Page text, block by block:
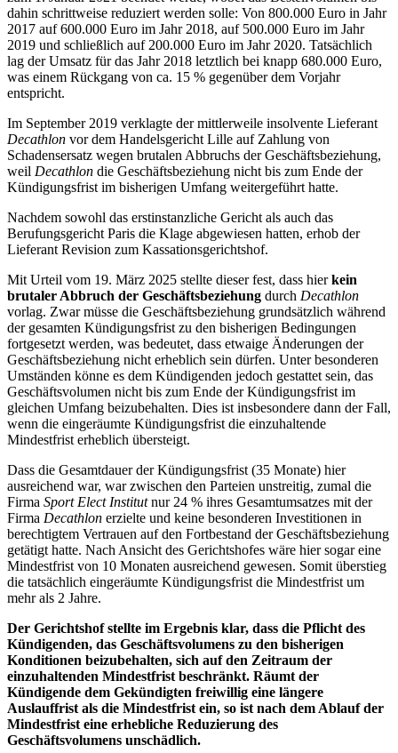
dahin schrittweise reduziert werden solle: Von 800.000 Euro in Jahr
2017 auf 600.000 Euro im Jahr 2018, auf 500.000 Euro im Jahr
2019 und schließlich auf 200.000 Euro im Jahr 2020. Tatsächlich
lag der Umsatz für das Jahr 2018 letztlich bei knapp 680.000 Euro,
was einem Rückgang von ca. 15 % gegenüber dem Vorjahr
entspricht.
Im September 2019 verklagte der mittlerweile insolvente Lieferant
Decathlon vor dem Handelsgericht Lille auf Zahlung von
Schadensersatz wegen brutalen Abbruchs der Geschäftsbeziehung,
weil Decathlon die Geschäftsbeziehung nicht bis zum Ende der
Kündigungsfrist im bisherigen Umfang weitergeführt hatte.
Nachdem sowohl das erstinstanzliche Gericht als auch das
Berufungsgericht Paris die Klage abgewiesen hatten, erhob der
Lieferant Revision zum Kassationsgerichtshof.
Mit Urteil vom 19. März 2025 stellte dieser fest, dass hierkein
brutaler Abbruch der Geschäftsbeziehung durch Decathlon
vorlag. Zwar müsse die Geschäftsbeziehung grundsätzlich während
der gesamten Kündigungsfrist zu den bisherigen Bedingungen
fortgesetzt werden, was bedeutet, dass etwaige Änderungen der
Geschäftsbeziehung nicht erheblich sein dürfen. Unter besonderen
Umständen könne es dem Kündigenden jedoch gestattet sein, das
Geschäfts­volumen nicht bis zum Ende der Kündigungsfrist im
gleichen Umfang beizubehalten. Dies ist insbesondere dann der Fall,
wenn die eingeräumte Kündigungsfrist die einzuhaltende
Mindestfrist erheblich übersteigt.
Dass die Gesamtdauer der Kündigungsfrist (35 Monate) hier
ausreichend war, war zwischen den Parteien unstreitig, zumal die
Firma Sport Elect Institutnur 24 % ihres Gesamtumsatzes mit der
Firma Decathlon erzielte und keine besonderen Investitionen in
berechtigtem Vertrauen auf den Fortbestand der Geschäftsbeziehung
getätigt hatte. Nach Ansicht des Gerichtshofes wäre hier sogar eine
Mindestfrist von 10 Monaten ausreichend gewesen. Somit überstieg
die tatsächlich eingeräumte Kündigungsfrist die Mindestfrist um
mehr als 2 Jahre.
Der Gerichtshof stellte im Ergebnis klar, dass die Pflicht des
Kündigenden, das Geschäftsvolumens zu den bisherigen
Konditionen beizubehalten, sich auf den Zeitraum der
einzuhaltenden Mindestfrist beschränkt. Räumt der
Kündigende dem Gekündigten freiwillig eine längere
Auslauffrist als die Mindestfrist ein, so ist nach dem Ablauf der
Mindestfrist eine erhebliche Reduzierung des
Geschäftsvolumens unschädlich.